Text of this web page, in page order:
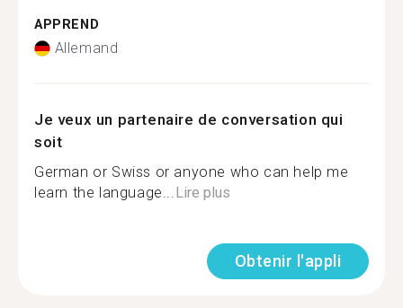
APPREND
Allemand
Je veux un partenaire de conversation qui
soit
German or Swiss or anyone who can help me
learn the language...Lire plus
Obtenir l'appli